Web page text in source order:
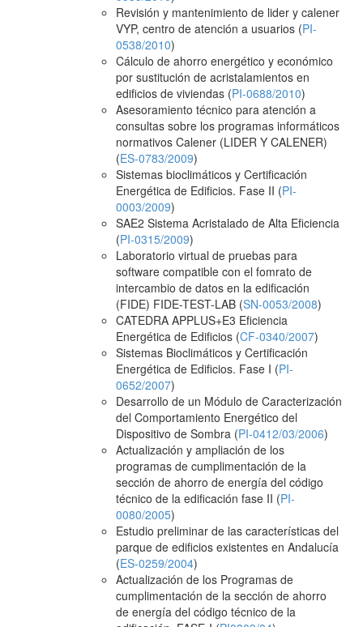
Revisión y mantenimiento de lider y calener
VYP, centro de atención a usuarios (PI-
0538/2010)
Cálculo de ahorro energético y económico
por sustitución de acristalamientos en
edificios de viviendas (PI-0688/2010)
Asesoramiento técnico para atención a
consultas sobre los programas informáticos
normativos Calener (LIDER Y CALENER)
(ES-0783/2009)
Sistemas bioclimáticos y Certificación
Energética de Edificios. Fase II (PI-
0003/2009)
SAE2 Sistema Acristalado de Alta Eficiencia
(PI-0315/2009)
Laboratorio virtual de pruebas para
software compatible con el fomrato de
intercambio de datos en la edificación
(FIDE) FIDE-TEST-LAB (SN-0053/2008)
CATEDRA APPLUS+E3 Eficiencia
Energética de Edificios (CF-0340/2007)
Sistemas Bioclimáticos y Certificación
Energética de Edificios. Fase I (PI-
0652/2007)
Desarrollo de un Módulo de Caracterización
del Comportamiento Energético del
Dispositivo de Sombra (PI-0412/03/2006)
Actualización y ampliación de los
programas de cumplimentación de la
sección de ahorro de energía del código
técnico de la edificación fase II (PI-
0080/2005)
Estudio preliminar de las características del
parque de edificios existentes en Andalucía
(ES-0259/2004)
Actualización de los Programas de
cumplimentación de la sección de ahorro
de energía del código técnico de la